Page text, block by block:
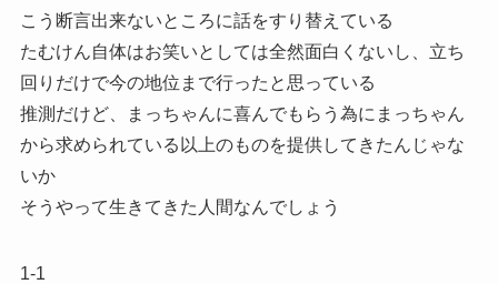
こう断言出来ないところに話をすり替えている
たむけん自体はお笑いとしては全然面白くないし、立ち
回りだけで今の地位まで行ったと思っている
推測だけど、まっちゃんに喜んでもらう為にまっちゃん
から求められている以上のものを提供してきたんじゃな
いか
そうやって生きてきた人間なんでしょう
1-1